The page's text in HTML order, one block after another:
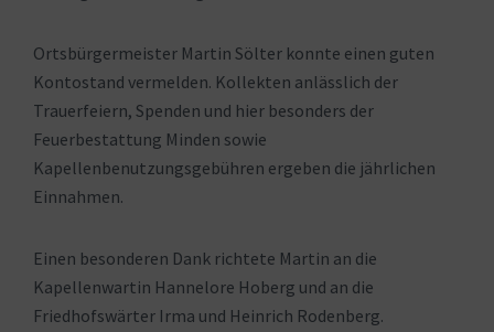
Ortsbürgermeister Martin Sölter konnte einen guten
Kontostand vermelden. Kollekten anlässlich der
Trauerfeiern, Spenden und hier besonders der
Feuerbestattung Minden sowie
Kapellenbenutzungsgebühren ergeben die jährlichen
Einnahmen.
Einen besonderen Dank richtete Martin an die
Kapellenwartin Hannelore Hoberg und an die
Friedhofswärter Irma und Heinrich Rodenberg.